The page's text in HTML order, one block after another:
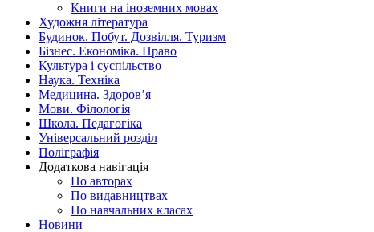
Книги на іноземних мовах
Художня література
Будинок. Побут. Дозвілля. Туризм
Бізнес. Економіка. Право
Культура і суспільство
Наука. Техніка
Медицина. Здоров’я
Мови. Філологія
Школа. Педагогіка
Універсальний розділ
Поліграфія
Додаткова навігація
По авторах
По видавництвах
По навчальних класах
Новини